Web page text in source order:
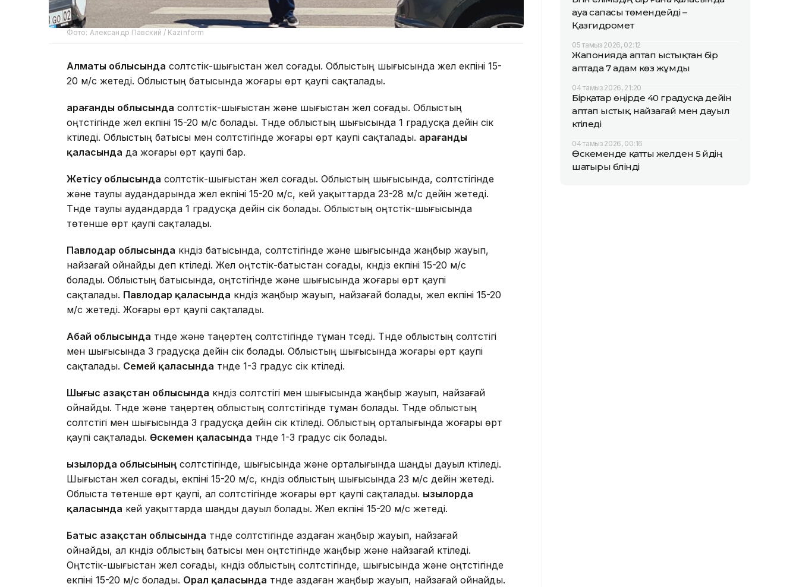
Фото: Александр Павский / Kazinform
Алматы облысында солтүстік-шығыстан жел соғады. Облыстың шығысында жел екпіні 15-
20 м/с жетеді. Облыстың батысында жоғары өрт қаупі сақталады.
Қарағанды облысында солтүстік-шығыстан және шығыстан жел соғады. Облыстың
оңтүстігінде жел екпіні 15-20 м/с болады. Түнде облыстың шығысында 1 градусқа дейін үсік
күтіледі. Облыстың батысы мен солтүстігінде жоғары өрт қаупі сақталады. Қарағанды
қаласында да жоғары өрт қаупі бар.
Жетісу облысында солтүстік-шығыстан жел соғады. Облыстың шығысында, солтүстігінде
және таулы аудандарында жел екпіні 15-20 м/с, кей уақыттарда 23-28 м/с дейін жетеді.
Түнде таулы аудандарда 1 градусқа дейін үсік болады. Облыстың оңтүстік-шығысында
төтенше өрт қаупі сақталады.
Павлодар облысында күндіз батысында, солтүстігінде және шығысында жаңбыр жауып,
найзағай ойнайды деп күтіледі. Жел оңтүстік-батыстан соғады, күндіз екпіні 15-20 м/с
болады. Облыстың батысында, оңтүстігінде және шығысында жоғары өрт қаупі
сақталады. Павлодар қаласында күндіз жаңбыр жауып, найзағай болады, жел екпіні 15-20
м/с жетеді. Жоғары өрт қаупі сақталады.
Абай облысында түнде және таңертең солтүстігінде тұман түседі. Түнде облыстың солтүстігі
мен шығысында 3 градусқа дейін үсік болады. Облыстың шығысында жоғары өрт қаупі
сақталады. Семей қаласында түнде 1-3 градус үсік күтіледі.
Шығыс Қазақстан облысында күндіз солтүстігі мен шығысында жаңбыр жауып, найзағай
ойнайды. Түнде және таңертең облыстың солтүстігінде тұман болады. Түнде облыстың
солтүстігі мен шығысында 3 градусқа дейін үсік күтіледі. Облыстың орталығында жоғары өрт
қаупі сақталады. Өскемен қаласында түнде 1-3 градус үсік болады.
Қызылорда облысының солтүстігінде, шығысында және орталығында шаңды дауыл күтіледі.
Шығыстан жел соғады, екпіні 15-20 м/с, күндіз облыстың шығысында 23 м/с дейін жетеді.
Облыста төтенше өрт қаупі, ал солтүстігінде жоғары өрт қаупі сақталады. Қызылорда
қаласында кей уақыттарда шаңды дауыл болады. Жел екпіні 15-20 м/с жетеді.
Батыс Қазақстан облысында түнде солтүстігінде аздаған жаңбыр жауып, найзағай
ойнайды, ал күндіз облыстың батысы мен оңтүстігінде жаңбыр және найзағай күтіледі.
Оңтүстік-шығыстан жел соғады, күндіз облыстың солтүстігінде, шығысында және оңтүстігінде
екпіні 15-20 м/с болады. Орал қаласында түнде аздаған жаңбыр жауып, найзағай ойнайды.
ауа сапасы төмендейді –
Қазгидромет
05 тамыз 2026, 02:12
Жапонияда аптап ыстықтан бір
аптада 7 адам көз жұмды
04 тамыз 2026, 21:20
Бірқатар өңірде 40 градусқа дейін
аптап ыстық, найзағай мен дауыл
күтіледі
04 тамыз 2026, 00:16
Өскеменде қатты желден 5 үйдің
шатыры бүлінді